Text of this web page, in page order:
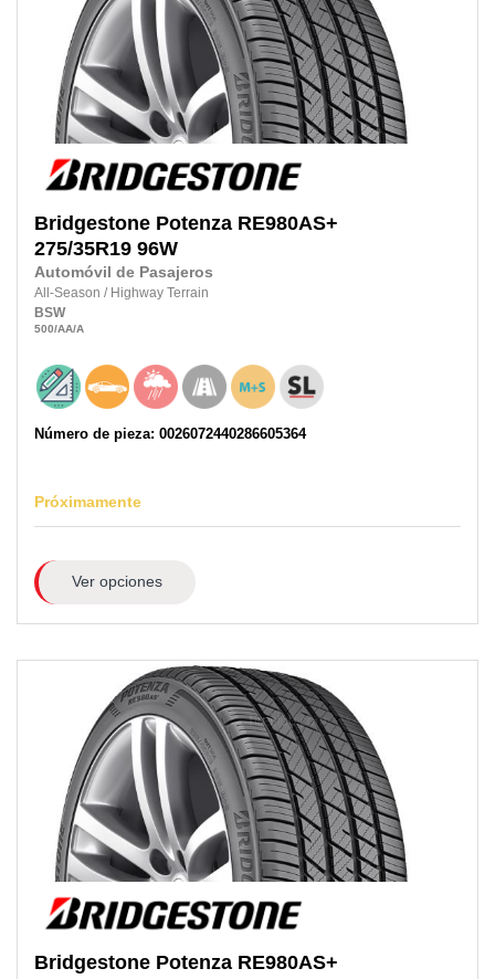
Bridgestone Potenza RE980AS+
275/35R19 96W
Automóvil de Pasajeros
All-Season / Highway Terrain
BSW
500/AA/A
Número de pieza: 0026072440286605364
Próximamente
Ver opciones
Bridgestone Potenza RE980AS+